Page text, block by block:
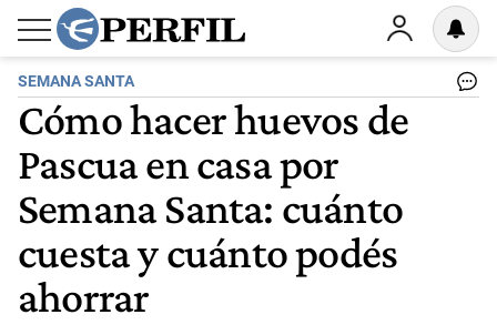
SEMANA SANTA
Cómo hacer huevos de
Pascua en casa por
Semana Santa: cuánto
cuesta y cuánto podés
ahorrar